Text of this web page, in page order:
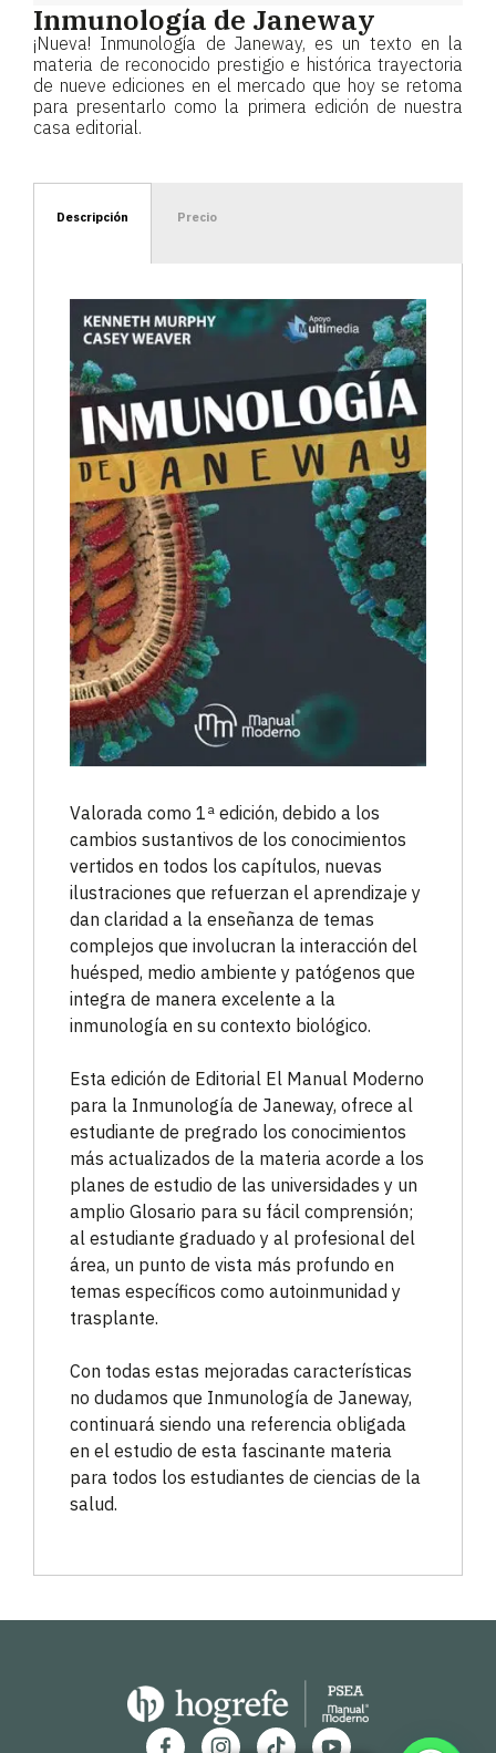
Inmunología de Janeway
¡Nueva! Inmunología de Janeway, es un texto en la
materia de reconocido prestigio e histórica trayectoria
de nueve ediciones en el mercado que hoy se retoma
para presentarlo como la primera edición de nuestra
casa editorial.
Descripción Precio
Valorada como 1ª edición, debido a los
cambios sustantivos de los conocimientos
vertidos en todos los capítulos, nuevas
ilustraciones que refuerzan el aprendizaje y
dan claridad a la enseñanza de temas
complejos que involucran la interacción del
huésped, medio ambiente y patógenos que
integra de manera excelente a la
inmunología en su contexto biológico.
Esta edición de Editorial El Manual Moderno
para la Inmunología de Janeway, ofrece al
estudiante de pregrado los conocimientos
más actualizados de la materia acorde a los
planes de estudio de las universidades y un
amplio Glosario para su fácil comprensión;
al estudiante graduado y al profesional del
área, un punto de vista más profundo en
temas específicos como autoinmunidad y
trasplante.
Con todas estas mejoradas características
no dudamos que Inmunología de Janeway,
continuará siendo una referencia obligada
en el estudio de esta fascinante materia
para todos los estudiantes de ciencias de la
salud.